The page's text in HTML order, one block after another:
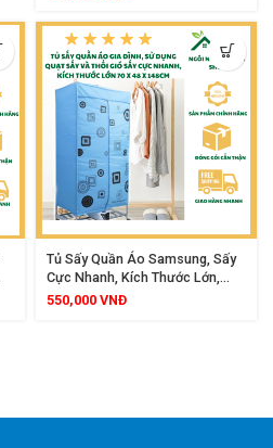
Tủ Sấy Quần Áo Samsung, Sấy
Cực Nhanh, Kích Thước Lớn,
Công Nghệ Quạt Sấy 360 Độ,
550,000 VNĐ